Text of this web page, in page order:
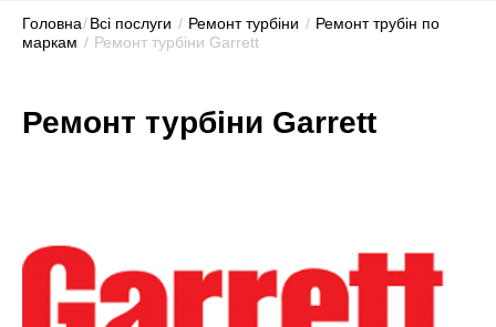
Головна/Всі послуги / Ремонт турбіни / Ремонт трубін по
маркам / Ремонт турбіни Garrett
Ремонт турбіни Garrett